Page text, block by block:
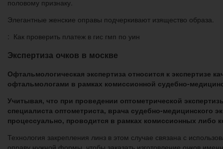
половому признаку.
Элегантные женские оправы подчеркивают изящество образа.
: Как проверить платеж в гис гмп по уин
Экспертиза очков в москве
Офтальмологическая экспертиза относится к
офтальмологами в рамках комиссионной судебно-
Учитывая, что при проведении оптометрической
специалиста оптометриста, врача судебно-медицинского
процессуально, проводится в рамках комиссионных либо
Технология закрепления линз в этом случае связана с